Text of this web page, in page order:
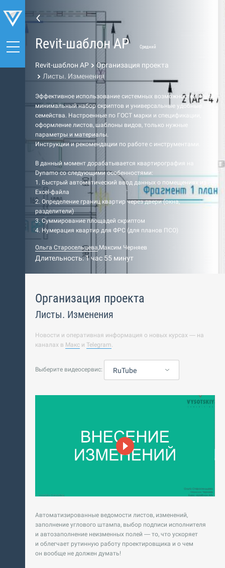
Revit-шаблон АР Средний
Revit-шаблон АР
Организация проекта
Листы. Изменения
Эффективное использование системных возможностей Revit,
минимальный набор скриптов и универсальные удобные
семейства. Настроенные по ГОСТ марки и спецификации,
оформление листов, шаблоны видов, только нужные
параметры и материалы.
Инструкции и рекомендации по работе с инструментами.
В данный момент дорабатывается квартирография на
Dynamo со следующими особенностями:
1. Быстрый автоматический ввод данных о помещениях из
Excel-файла
2. Определение границ квартир через двери (окна,
разделители)
3. Суммирование площадей скриптом
4. Нумерация квартир для ФРС (для планов ПСО)
Ольга Старосельцева,Максим Черняев
Длительность: 1 час 55 минут
Организация проекта
Листы. Изменения
Новости и оперативная информация о новых курсах — на
каналах в Макс и Telegram.
Выберите видеосервис: RuTube
Автоматизированные ведомости листов, изменений,
заполнение углового штампа, выбор подписи исполнителя
и автозаполнение неизменных полей — то, что ускоряет
и облегчает рутинную работу проектировщика и о чем
он вообще не должен думать!